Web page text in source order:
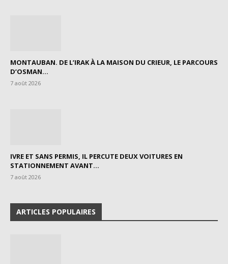
MONTAUBAN. DE L’IRAK À LA MAISON DU CRIEUR, LE PARCOURS
D’OSMAN...
7 août 2026
IVRE ET SANS PERMIS, IL PERCUTE DEUX VOITURES EN
STATIONNEMENT AVANT...
7 août 2026
ARTICLES POPULAIRES